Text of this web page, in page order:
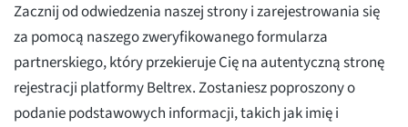
Zacznij od odwiedzenia naszej strony i zarejestrowania się
za pomocą naszego zweryfikowanego formularza
partnerskiego, który przekieruje Cię na autentyczną stronę
rejestracji platformy Beltrex. Zostaniesz poproszony o
podanie podstawowych informacji, takich jak imię i